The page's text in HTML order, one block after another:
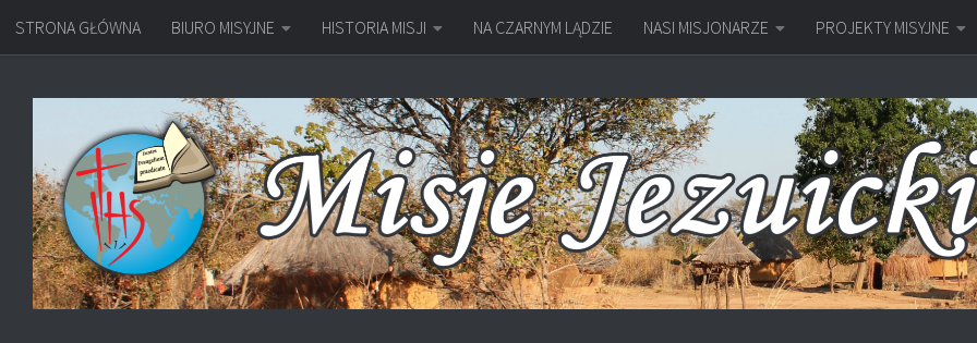
Przejdź do treści
STRONA GŁÓWNA BIURO MISYJNE HISTORIA MISJI NA CZARNYM LĄDZIE NASI MISJONARZE PROJEKTY MISYJNE